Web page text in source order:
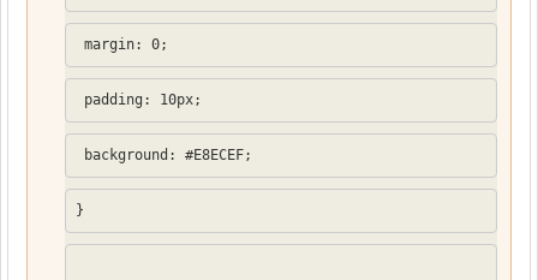
margin: 0;
padding: 10px;
background: #E8ECEF;
}